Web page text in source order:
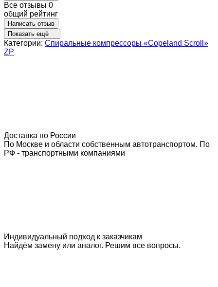
Все отзывы 0
общий рейтинг
Написать отзыв
Показать ещё
Категории: Спиральные компрессоры «Copeland Scroll»
ZP
Доставка по России
По Москве и области собственным автотранспортом. По
РФ - транспортными компаниями
Индивидуальный подход к заказчикам
Найдём замену или аналог. Решим все вопросы.